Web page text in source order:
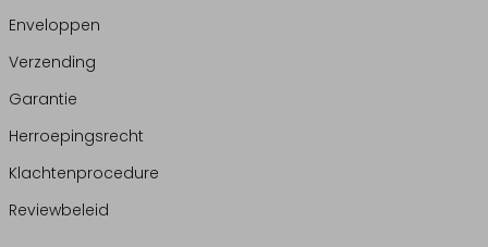
Enveloppen
Verzending
Garantie
Herroepingsrecht
Klachtenprocedure
Reviewbeleid